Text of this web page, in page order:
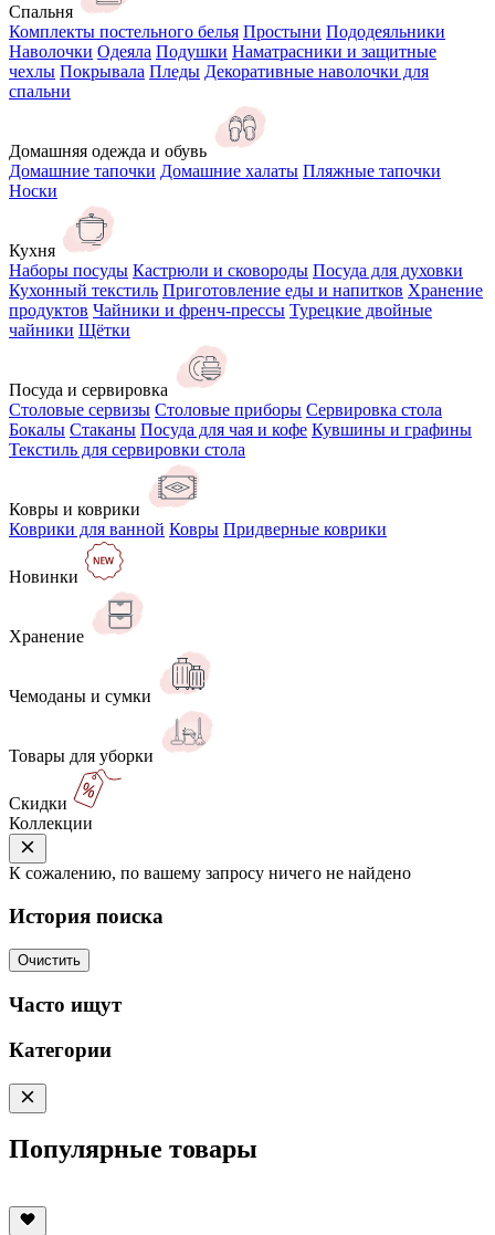
Спальня
Комплекты постельного белья Простыни Пододеяльники
Наволочки Одеяла Подушки Наматрасники и защитные
чехлы Покрывала Пледы Декоративные наволочки для
спальни
Домашняя одежда и обувь
Домашние тапочки Домашние халаты Пляжные тапочки
Носки
Кухня
Наборы посуды Кастрюли и сковороды Посуда для духовки
Кухонный текстиль Приготовление еды и напитков Хранение
продуктов Чайники и френч-прессы Турецкие двойные
чайники Щётки
Посуда и сервировка
Столовые сервизы Столовые приборы Сервировка стола
Бокалы Стаканы Посуда для чая и кофе Кувшины и графины
Текстиль для сервировки стола
Ковры и коврики
Коврики для ванной Ковры Придверные коврики
Новинки
Хранение
Чемоданы и сумки
Товары для уборки
Скидки
Коллекции
К сожалению, по вашему запросу ничего не найдено
История поиска
Очистить
Часто ищут
Категории
Популярные товары